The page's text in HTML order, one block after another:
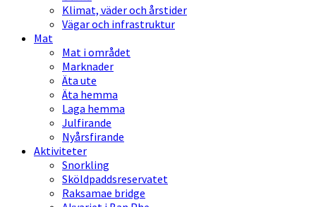
Klimat, väder och årstider
Vägar och infrastruktur
Mat
Mat i området
Marknader
Äta ute
Äta hemma
Laga hemma
Julfirande
Nyårsfirande
Aktiviteter
Snorkling
Sköldpaddsreservatet
Raksamae bridge